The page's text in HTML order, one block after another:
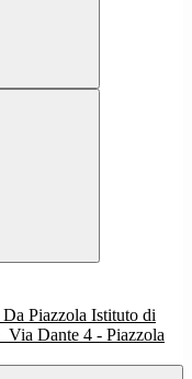
Istituto di
Via Dante 4 - Piazzola